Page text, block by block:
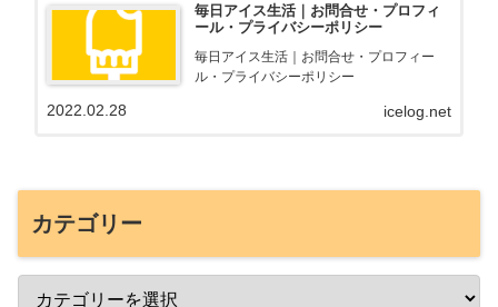
毎日アイス生活｜お問合せ・プロフィ
ール・プライバシーポリシー
毎日アイス生活｜お問合せ・プロフィー
ル・プライバシーポリシー
icelog.net
2022.02.28
カテゴリー